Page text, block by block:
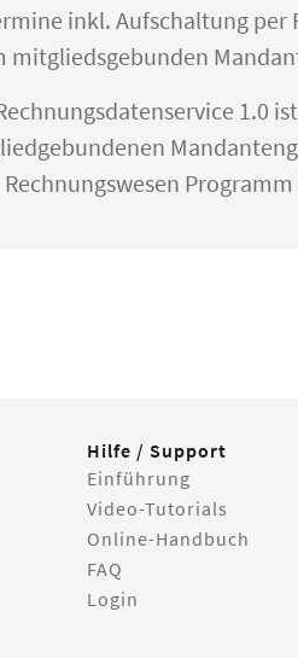
inkl. Aufschaltung
mitgliedsgebunden
1.0
Rechnungswesen
Hilfe / Support
Einführung
Video-Tutorials
Online-Handbuch
FAQ
Login